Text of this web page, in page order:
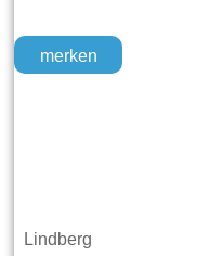
merken
Lindberg